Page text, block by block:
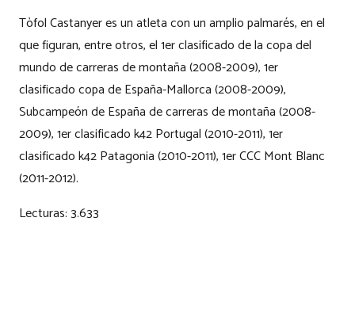
Tòfol Castanyer es un atleta con un amplio palmarés, en el
que figuran, entre otros, el 1er clasificado de la copa del
mundo de carreras de montaña (2008-2009), 1er
clasificado copa de España-Mallorca (2008-2009),
Subcampeón de España de carreras de montaña (2008-
2009), 1er clasificado k42 Portugal (2010-2011), 1er
clasificado k42 Patagonia (2010-2011), 1er CCC Mont Blanc
(2011-2012).
Lecturas:3.633